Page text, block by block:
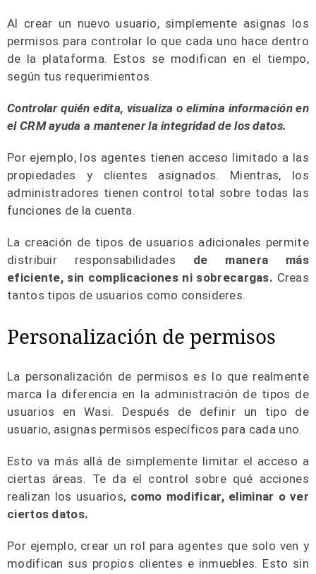
Al crear un nuevo usuario, simplemente asignas los
permisos para controlar lo que cada uno hace dentro
de la plataforma. Estos se modifican en el tiempo,
según tus requerimientos.
Controlar quién edita, visualiza o elimina información en
el CRM ayuda a mantener la integridad de los datos.
Por ejemplo, los agentes tienen acceso limitado a las
propiedades y clientes asignados. Mientras, los
administradores tienen control total sobre todas las
funciones de la cuenta.
La creación de tipos de usuarios adicionales permite
distribuir responsabilidades de manera más
eficiente, sin complicaciones ni sobrecargas. Creas
tantos tipos de usuarios como consideres.
Personalización de permisos
La personalización de permisos es lo que realmente
marca la diferencia en la administración de tipos de
usuarios en Wasi. Después de definir un tipo de
usuario, asignas permisos específicos para cada uno.
Esto va más allá de simplemente limitar el acceso a
ciertas áreas. Te da el control sobre qué acciones
realizan los usuarios, como modificar, eliminar o ver
ciertos datos.
Por ejemplo, crear un rol para agentes que solo ven y
modifican sus propios clientes e inmuebles. Esto sin